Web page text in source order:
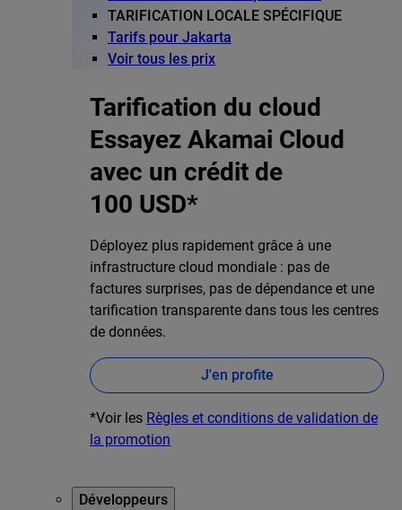
TARIFICATION LOCALE SPÉCIFIQUE
Tarifs pour Jakarta
Voir tous les prix
Tarification du cloud
Essayez Akamai Cloud
avec un crédit de
100 USD*
Déployez plus rapidement grâce à une
infrastructure cloud mondiale : pas de
factures surprises, pas de dépendance et une
tarification transparente dans tous les centres
de données.
J'en profite
*Voir les Règles et conditions de validation de
la promotion
Développeurs